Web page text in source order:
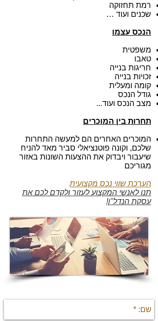
רמת תחזוקה
שכנים ועוד …
הנכס עצמו
משפטית
טאבו
חריגות בנייה
זכויות בנייה
קומה ומעלית
גודל הנכס
מצב הנכס ועוד...
תחרות בין המוכרים
המוכרים האחרים הם למעשה התחרות
שלכם, וקונה פוטנציאלי סביר מאד להניח
שיעבור ויבדוק את ההצעות השונות באזור
מגוריכם
הערכת שווי נכס מקצועית
תנו לאנשי המקצוע לעזור ולקדם לכם את
עסקת הנדל"ן!